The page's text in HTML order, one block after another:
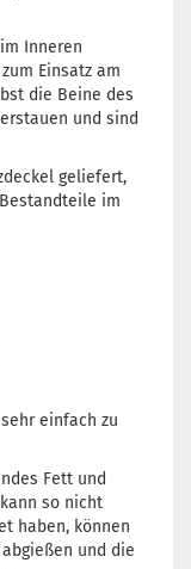
Inneren
Einsatz am
die Beine des
und sind
geliefert,
im
einfach zu
Fett und
so nicht
haben, können
und die